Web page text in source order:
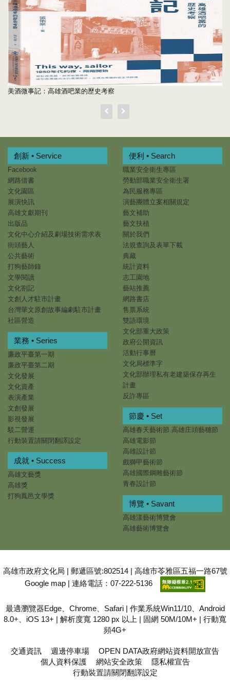
美酒微事記：高雄酒吧業的歷史考察
創新 • Service
Facebook
網路借書
文化園區
展演快訊
高雄文獻期刊
出版品
文化中心介紹及劇場技術需求表
街頭藝人
公共藝術
打狗藝師錄
文學閱讀
文化劄記
文創人才駐市計畫
台灣華文原創故事編劇駐市計畫
社區營造
便利 • Search
職業安全衛生專區
勞動部職業安全衛生署
為民服務專區
演藝團體立案相關規定
藝文補助
藝文扶植
關於我們
法規查詢及表單下載
典藏
統計資料
志工園地
藝站推薦
網路書店
售票系統
雙語環境
文化部重大政策
政府公開資訊
活動行事曆
文化局標準字
文化部辦理私有老建築保存再生
計畫
反詐專區
業務 • Series
廉政平臺第一期
廉政平臺第二期
文化發展
文化資產
表演產業
文創發展
影視發展
駁二營運
行動裝置請關閉翻譯設定
節慶 • Set
高雄春天藝術節.高雄庄頭藝穗節
高雄電影節
高雄設計節
戲獅甲藝術節
高雄國際鋼雕藝術節
青春設計節
成就 • Success
高雄文藝獎
高雄獎
打狗鳳邑文學獎
博覽 • Savant
高雄漾藝術博覽會
高雄藝術博覽會
高雄市政府文化局 | 郵遞區號:802514 | 高雄市苓雅區五福一路67號
Google map | 連絡電話：07-222-5136
最適瀏覽器Edge、Chrome、Safari | 作業系統Win11/10、Android
8.0+、iOS 13+ | 解析度寬 1280 px 以上 | 固網 50M/10M+ | 行動寬
頻4G+
交通資訊 週邊停車場
OPEN DATA政府網站資料開放宣告
個人資料保護
網站安全政策
隱私權宣告
行動裝置請關閉翻譯設定